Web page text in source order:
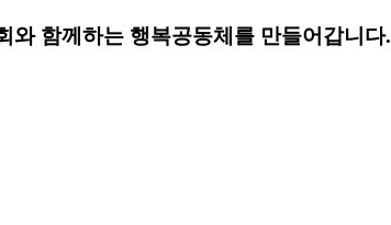
와 함께하는 행복공동체를 만들어갑니다.